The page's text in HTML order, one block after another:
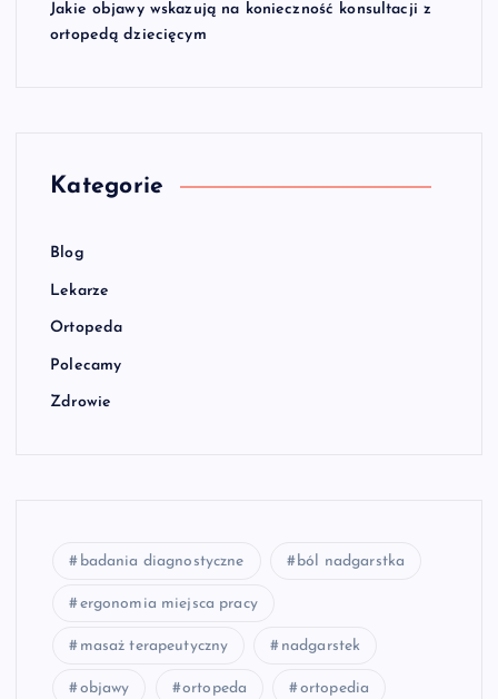
Jakie objawy wskazują na konieczność konsultacji z
ortopedą dziecięcym
Kategorie
Blog
Lekarze
Ortopeda
Polecamy
Zdrowie
badania diagnostyczne ból nadgarstka
ergonomia miejsca pracy
masaż terapeutyczny nadgarstek
objawy ortopeda ortopedia